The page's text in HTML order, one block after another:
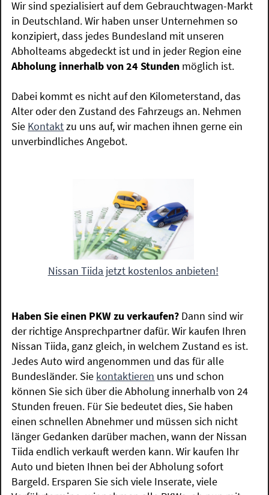
Wir sind spezialisiert auf dem Gebrauchtwagen-Markt
in Deutschland. Wir haben unser Unternehmen so
konzipiert, dass jedes Bundesland mit unseren
Abholteams abgedeckt ist und in jeder Region eine
Abholung innerhalb von 24 Stunden möglich ist.
Dabei kommt es nicht auf den Kilometerstand, das
Alter oder den Zustand des Fahrzeugs an. Nehmen
Sie Kontaktzu uns auf, wir machen ihnen gerne ein
unverbindliches Angebot.
Nissan Tiida jetzt kostenlos anbieten!
Haben Sie einen PKW zu verkaufen? Dann sind wir
der richtige Ansprechpartner dafür. Wir kaufen Ihren
Nissan Tiida, ganz gleich, in welchem Zustand es ist.
Jedes Auto wird angenommen und das für alle
Bundesländer. Sie kontaktieren uns und schon
können Sie sich über die Abholung innerhalb von 24
Stunden freuen. Für Sie bedeutet dies, Sie haben
einen schnellen Abnehmer und müssen sich nicht
länger Gedanken darüber machen, wann der Nissan
Tiida endlich verkauft werden kann. Wir kaufen Ihr
Auto und bieten Ihnen bei der Abholung sofort
Bargeld. Ersparen Sie sich viele Inserate, viele